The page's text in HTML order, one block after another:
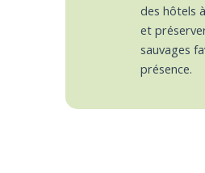
des hôtels
et
sauvages
présence.